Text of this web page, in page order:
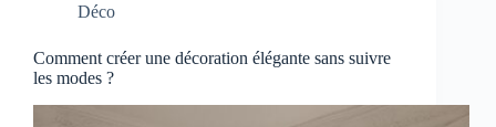
Déco
Comment créer une décoration élégante sans suivre
les modes ?